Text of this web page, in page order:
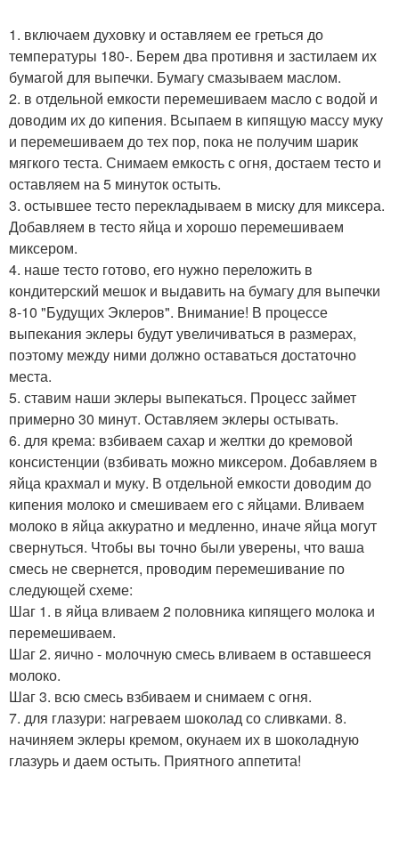
1. включаем духовку и оставляем ее греться до
температуры 180-. Берем два противня и застилаем их
бумагой для выпечки. Бумагу смазываем маслом.
2. в отдельной емкости перемешиваем масло с водой и
доводим их до кипения. Всыпаем в кипящую массу муку
и перемешиваем до тех пор, пока не получим шарик
мягкого теста. Снимаем емкость с огня, достаем тесто и
оставляем на 5 минуток остыть.
3. остывшее тесто перекладываем в миску для миксера.
Добавляем в тесто яйца и хорошо перемешиваем
миксером.
4. наше тесто готово, его нужно переложить в
кондитерский мешок и выдавить на бумагу для выпечки
8-10 "Будущих Эклеров". Внимание! В процессе
выпекания эклеры будут увеличиваться в размерах,
поэтому между ними должно оставаться достаточно
места.
5. ставим наши эклеры выпекаться. Процесс займет
примерно 30 минут. Оставляем эклеры остывать.
6. для крема: взбиваем сахар и желтки до кремовой
консистенции (взбивать можно миксером. Добавляем в
яйца крахмал и муку. В отдельной емкости доводим до
кипения молоко и смешиваем его с яйцами. Вливаем
молоко в яйца аккуратно и медленно, иначе яйца могут
свернуться. Чтобы вы точно были уверены, что ваша
смесь не свернется, проводим перемешивание по
следующей схеме:
Шаг 1. в яйца вливаем 2 половника кипящего молока и
перемешиваем.
Шаг 2. яично - молочную смесь вливаем в оставшееся
молоко.
Шаг 3. всю смесь взбиваем и снимаем с огня.
7. для глазури: нагреваем шоколад со сливками. 8.
начиняем эклеры кремом, окунаем их в шоколадную
глазурь и даем остыть. Приятного аппетита!